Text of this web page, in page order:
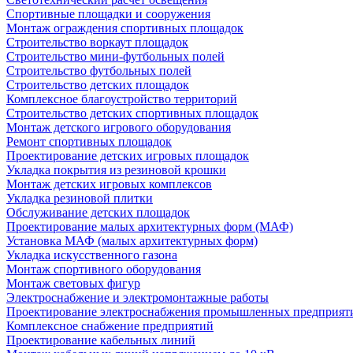
Спортивные площадки и сооружения
Монтаж ограждения спортивных площадок
Строительство воркаут площадок
Строительство мини-футбольных полей
Строительство футбольных полей
Строительство детских площадок
Комплексное благоустройство территорий
Строительство детских спортивных площадок
Монтаж детского игрового оборудования
Ремонт спортивных площадок
Проектирование детских игровых площадок
Укладка покрытия из резиновой крошки
Монтаж детских игровых комплексов
Укладка резиновой плитки
Обслуживание детских площадок
Проектирование малых архитектурных форм (МАФ)
Установка МАФ (малых архитектурных форм)
Укладка искусственного газона
Монтаж спортивного оборудования
Монтаж световых фигур
Электроснабжение и электромонтажные работы
Проектирование электроснабжения промышленных
Комплексное снабжение предприятий
Проектирование кабельных линий